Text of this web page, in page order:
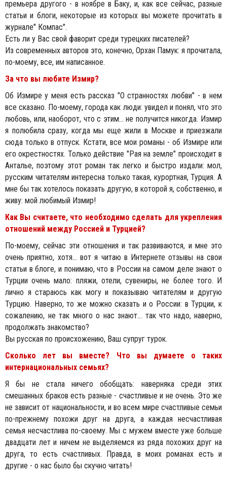
премьера другого - в ноябре в Баку, и, как все сейчас, разные
статьи и блоги, некоторые из которых вы можете прочитать в
журнале" Компас".
Есть ли у Вас свой фаворит среди турецких писателей?
Из современных авторов это, конечно, Орхан Памук: я прочитала,
по-моему, все, им написанное.
За что вы любите Измир?
Об Измире у меня есть рассказ "О странностях любви" - в нем
все сказано. По-моему, города как люди: увидел и понял, что это
любовь, или, наоборот, что с этим... не получится никогда. Измир
я полюбила сразу, когда мы еще жили в Москве и приезжали
сюда только в отпуск. Кстати, все мои романы - об Измире или
его окрестностях. Только действие "Рая на земле" происходит в
Анталье, поэтому этот роман так легко и быстро издали: мол,
русским читателям интересна только такая, курортная, Турция. А
мне бы так хотелось показать другую, в которой я, собственно, и
живу: мой любимый Измир!
Как Вы считаете, что необходимо сделать для укрепления
отношений между Россией и Турцией?
По-моему, сейчас эти отношения и так развиваются, и мне это
очень приятно, хотя... вот я читаю в Интернете отзывы на свои
статьи в блоге, и понимаю, что в России на самом деле знают о
Турции очень мало: пляжи, отели, сувениры, не более того. И
лично я стараюсь как могу и показываю читателям и другую
Турцию. Наверно, то же можно сказать и о России: в Турции, к
сожалению, не так много о нас знают... так что надо, наверно,
продолжать знакомство?
Вы русская по происхожению, Ваш супруг турок.
Сколько лет вы вместе? Что вы думаете о таких
интернациональных семьях?
Я бы не стала ничего обобщать: наверняка среди этих
смешанных браков есть разные - счастливые и не очень. Это же
не зависит от национальности, и во всем мире счастливые семьи
по-прежнему похожи друг на друга, а каждая несчастливая
семья несчастлива по-своему. Мы с мужем вместе уже больше
двадцати лет и ничем не выделяемся из ряда похожих друг на
друга, то есть счастливых. Правда, в моих романах есть и
другие - о нас было бы скучно читать!